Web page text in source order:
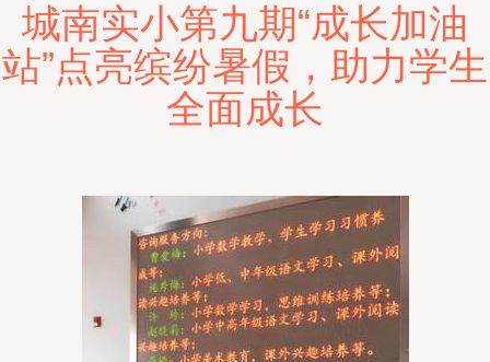
城南实小第九期“成长加油
站”点亮缤纷暑假，助力学生
全面成长